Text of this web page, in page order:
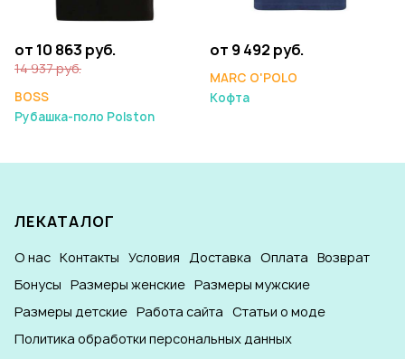
от 10 863 руб.
14 937 руб.
BOSS
Рубашка-поло Polston
от 9 492 руб.
MARC O'POLO
Кофта
ЛЕКАТАЛОГ
О нас Контакты Условия Доставка Оплата Возврат
Бонусы Размеры женские Размеры мужские
Размеры детские Работа сайта Статьи о моде
Политика обработки персональных данных